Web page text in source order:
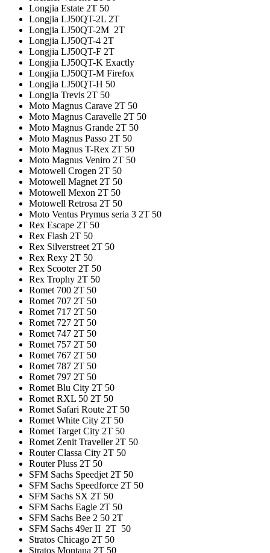
Longjia Estate 2T 50
Longjia LJ50QT-2L 2T
Longjia LJ50QT-2M 2T
Longjia LJ50QT-4 2T
Longjia LJ50QT-F 2T
Longjia LJ50QT-K Exactly
Longjia LJ50QT-M Firefox
Longjia LJ50QT-H 50
Longjia Trevis 2T 50
Moto Magnus Carave 2T 50
Moto Magnus Caravelle 2T 50
Moto Magnus Grande 2T 50
Moto Magnus Passo 2T 50
Moto Magnus T-Rex 2T 50
Moto Magnus Veniro 2T 50
Motowell Crogen 2T 50
Motowell Magnet 2T 50
Motowell Mexon 2T 50
Motowell Retrosa 2T 50
Moto Ventus Prymus seria 3 2T 50
Rex Escape 2T 50
Rex Flash 2T 50
Rex Silverstreet 2T 50
Rex Rexy 2T 50
Rex Scooter 2T 50
Rex Trophy 2T 50
Romet 700 2T 50
Romet 707 2T 50
Romet 717 2T 50
Romet 727 2T 50
Romet 747 2T 50
Romet 757 2T 50
Romet 767 2T 50
Romet 787 2T 50
Romet 797 2T 50
Romet Blu City 2T 50
Romet RXL 50 2T 50
Romet Safari Route 2T 50
Romet White City 2T 50
Romet Target City 2T 50
Romet Zenit Traveller 2T 50
Router Classa City 2T 50
Router Pluss 2T 50
SFM Sachs Speedjet 2T 50
SFM Sachs Speedforce 2T 50
SFM Sachs SX 2T 50
SFM Sachs Eagle 2T 50
SFM Sachs Bee 2 50 2T
SFM Sachs 49er II 2T 50
Stratos Chicago 2T 50
Stratos Montana 2T 50